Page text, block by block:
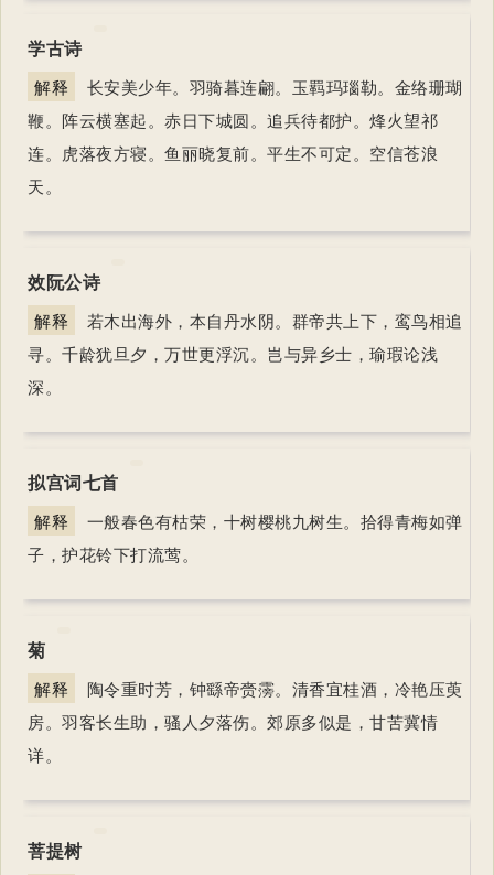
学古诗
解释
长安美少年。羽骑暮连翩。玉羁玛瑙勒。金络珊瑚
鞭。阵云横塞起。赤日下城圆。追兵待都护。烽火望祁
连。虎落夜方寝。鱼丽晓复前。平生不可定。空信苍浪
天。
效阮公诗
解释
若木出海外，本自丹水阴。群帝共上下，鸾鸟相追
寻。千龄犹旦夕，万世更浮沉。岂与异乡士，瑜瑕论浅
深。
拟宫词七首
解释
一般春色有枯荣，十树樱桃九树生。拾得青梅如弹
子，护花铃下打流莺。
菊
解释
陶令重时芳，钟繇帝赍霶。清香宜桂酒，冷艳压萸
房。羽客长生助，骚人夕落伤。郊原多似是，甘苦冀情
详。
菩提树